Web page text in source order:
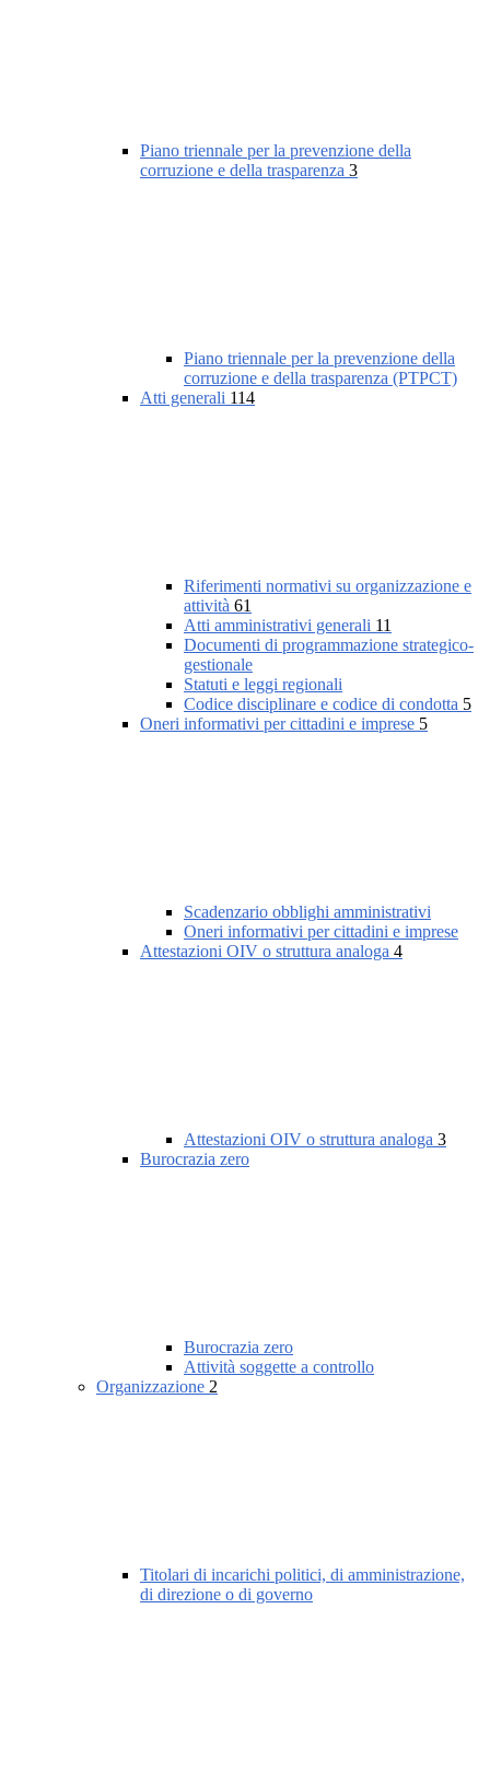
Piano triennale per la prevenzione della
corruzione e della trasparenza 3
Piano triennale per la prevenzione della
corruzione e della trasparenza (PTPCT)
Atti generali 114
Riferimenti normativi su organizzazione e
attività 61
Atti amministrativi generali 11
Documenti di programmazione strategico-
gestionale
Statuti e leggi regionali
Codice disciplinare e codice di condotta 5
Oneri informativi per cittadini e imprese 5
Scadenzario obblighi amministrativi
Oneri informativi per cittadini e imprese
Attestazioni OIV o struttura analoga 4
Attestazioni OIV o struttura analoga 3
Burocrazia zero
Burocrazia zero
Attività soggette a controllo
Organizzazione 2
Titolari di incarichi politici, di amministrazione,
di direzione o di governo